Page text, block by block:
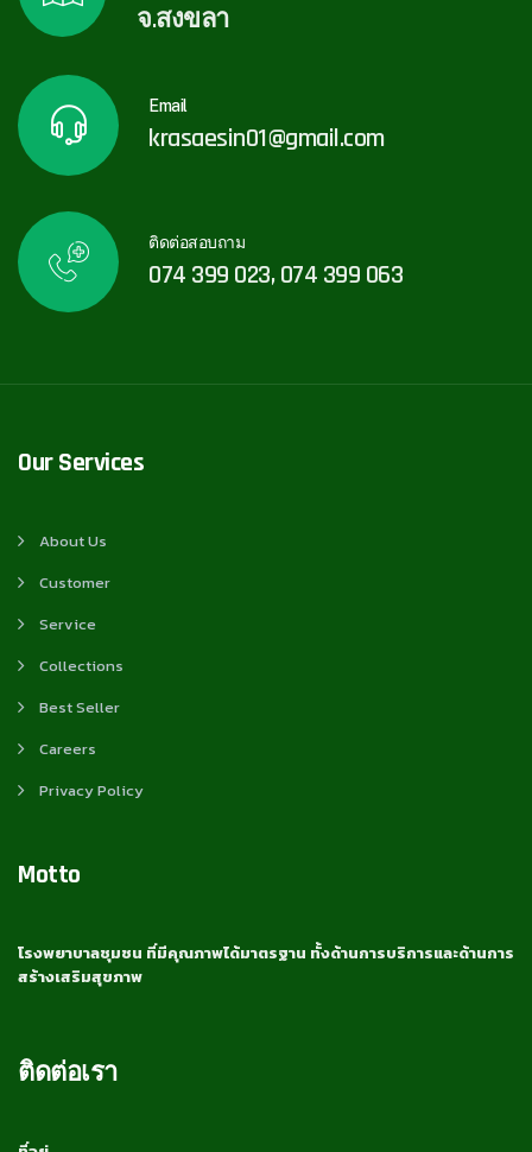
จ.สงขลา
Email
krasaesin01@gmail.com
ติดต่อสอบถาม
074 399 023, 074 399 063
Our Services
About Us
Customer
Service
Collections
Best Seller
Careers
Privacy Policy
Motto
โรงพยาบาลชุมชน ที่มีคุณภาพได้มาตรฐาน ทั้งด้านการบริการและด้านการ
สร้างเสริมสุขภาพ
ติดต่อเรา